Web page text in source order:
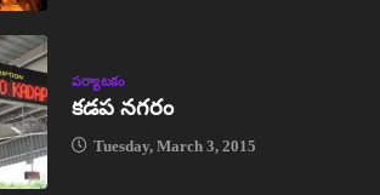
పర్యాటకం
కడప నగరం
Tuesday, March 3, 2015